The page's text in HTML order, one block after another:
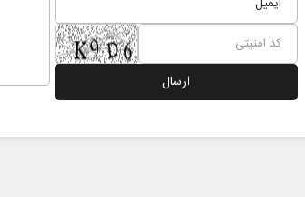
عمومی
دکتر محمد باقر خرمشاد - استاد دانشگاه